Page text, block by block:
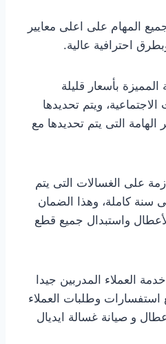
المهام على اعلى معايير
احترافية عالية.
بأسعار قليلة
ويتم تحديدها
التى يتم تحديدها مع
على الغسالات التى يتم
سنة كاملة، وهذا الضمان
واستبدال جميع قطع
العملاء المدربين جيدا
وطلبات العملاء
و صيانة غسالة ايديال